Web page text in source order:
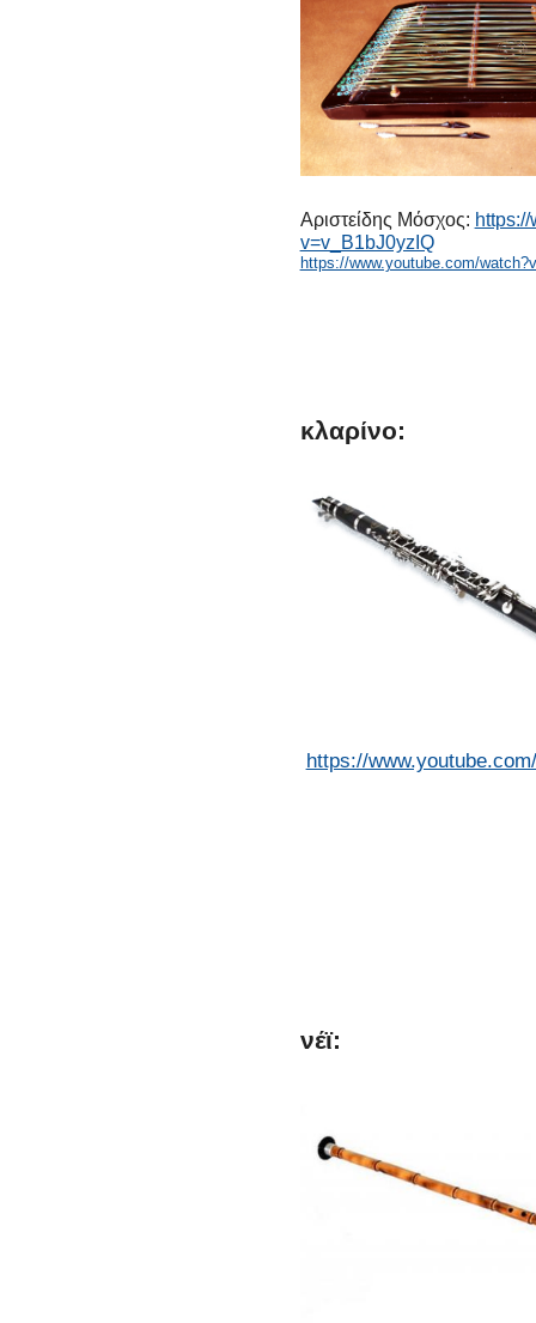
Αριστείδης Μόσχος:
v=v_B1bJ0yzIQ
https://www.youtube.com/
κλαρίνο:
https://
νέϊ: